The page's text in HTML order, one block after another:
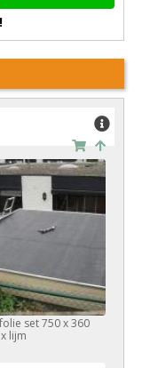
set 750 x 360
lijm